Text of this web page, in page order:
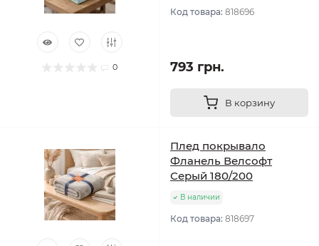
0
Код товара: 818696
793 грн.
В корзину
Плед покрывало
Фланель Велсофт
Серый 180/200
В наличии
Код товара: 818697